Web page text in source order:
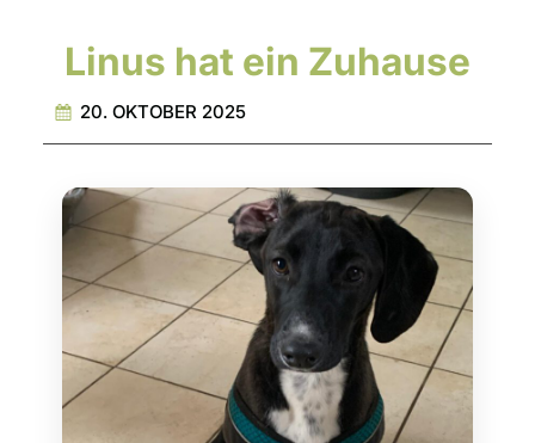
Linus hat ein Zuhause
20. OKTOBER 2025